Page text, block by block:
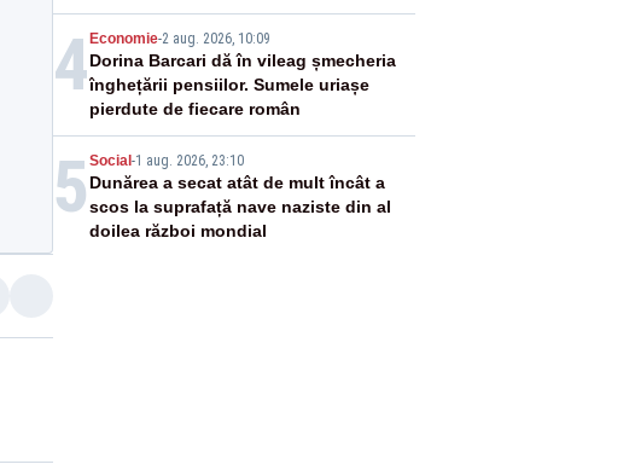
apa fluviului - IMAGINI AERIENE
4 Economie-2 aug. 2026, 10:09
Dorina Barcari dă în vileag șmecheria
înghețării pensiilor. Sumele uriașe
pierdute de fiecare român
5 Social -1 aug. 2026, 23:10
Dunărea a secat atât de mult încât a
scos la suprafață nave naziste din al
doilea război mondial